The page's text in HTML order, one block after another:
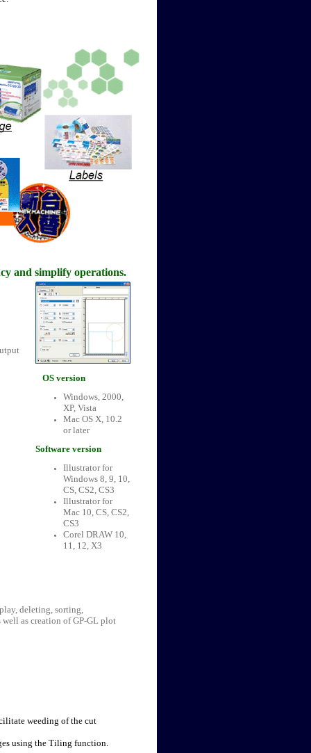
and simplify operations.
OS version
Windows, 2000,
XP, Vista
Mac OS X, 10.2
or later
Software version
Illustrator for
Windows 8, 9, 10,
CS, CS2, CS3
Illustrator for
Mac 10, CS, CS2,
CS3
Corel DRAW 10,
11, 12, X3
deleting, sorting,
as creation of GP-GL plot
weeding of the cut
using the Tiling function.